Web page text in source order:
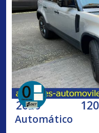
2020
Automático